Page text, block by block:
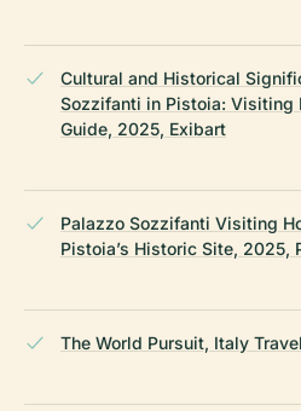
Cultural and Historical
Sozzifanti in Pistoia: Visiting
Guide, 2025, Exibart
Palazzo Sozzifanti Visiting
Pistoia’s Historic Site, 2025,
The World Pursuit, Italy